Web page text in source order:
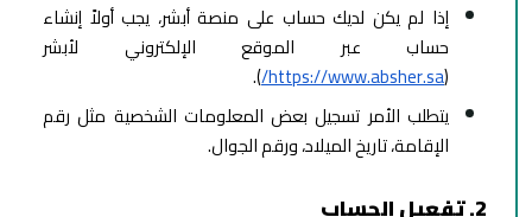
إذا لم يكن لديك حساب على منصة أبشر، يجب أولاً إنشاء
حساب عبر الموقع الإلكتروني لأبشر
(
https://www.absher.sa/
).
يتطلب الأمر تسجيل بعض المعلومات الشخصية مثل رقم
الإقامة، تاريخ الميلاد، ورقم الجوال.
2. تفعيل الحساب